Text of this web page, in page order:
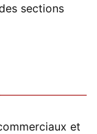
sections
et